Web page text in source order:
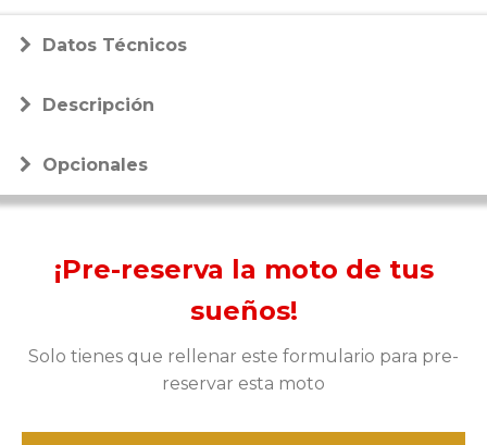
Datos Técnicos
Descripción
Opcionales
¡Pre-reserva la moto de tus
sueños!
Solo tienes que rellenar este formulario para pre-
reservar esta moto